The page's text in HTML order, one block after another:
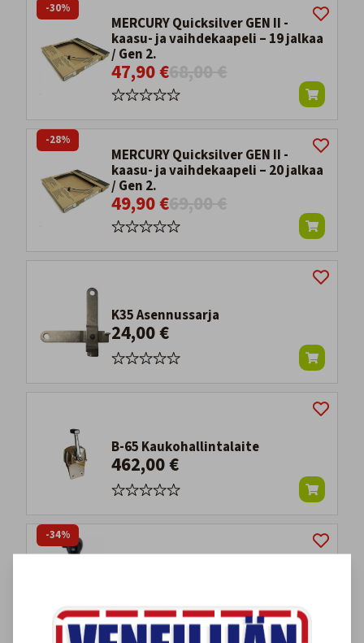
MERCURY Quicksilver GEN II -
kaasu- ja vaihdekaapeli – 19 jalkaa
/ Gen 2.
47,90 €
-30%
MERCURY Quicksilver GEN II -
kaasu- ja vaihdekaapeli – 20 jalkaa
/ Gen 2.
49,90 €
-28%
K35 Asennussarja
24,00 €
B-65 Kaukohallintalaite
462,00 €
-34%